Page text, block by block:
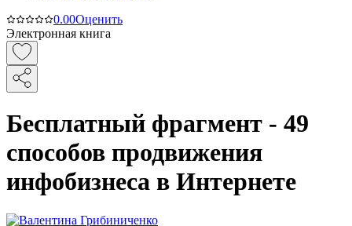
0.00Оценить
Электронная книга
Бесплатный фрагмент - 49
способов продвижения
инфобизнеса в Интернете